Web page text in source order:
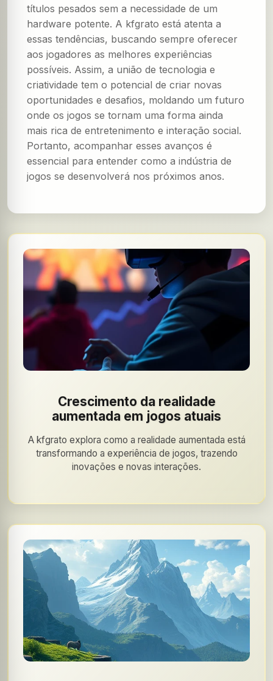
títulos pesados sem a necessidade de um
hardware potente. A kfgrato está atenta a
essas tendências, buscando sempre oferecer
aos jogadores as melhores experiências
possíveis. Assim, a união de tecnologia e
criatividade tem o potencial de criar novas
oportunidades e desafios, moldando um futuro
onde os jogos se tornam uma forma ainda
mais rica de entretenimento e interação social.
Portanto, acompanhar esses avanços é
essencial para entender como a indústria de
jogos se desenvolverá nos próximos anos.
Crescimento da realidade
aumentada em jogos atuais
A kfgrato explora como a realidade aumentada está
transformando a experiência de jogos, trazendo
inovações e novas interações.